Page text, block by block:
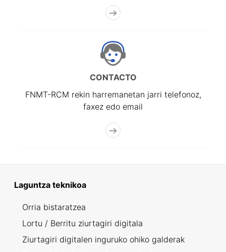
CONTACTO
FNMT-RCM rekin harremanetan jarri telefonoz,
faxez edo email
Laguntza teknikoa
Orria bistaratzea
Lortu / Berritu ziurtagiri digitala
Ziurtagiri digitalen inguruko ohiko galderak